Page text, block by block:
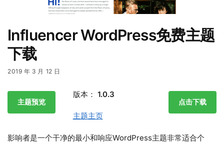
Influencer WordPress免费主题
下载
2019 年 3 月 12 日
主题预览 点击下载
版本： 1.0.3
主题主页
影响者是一个干净的最小和响应WordPress主题非常适合个